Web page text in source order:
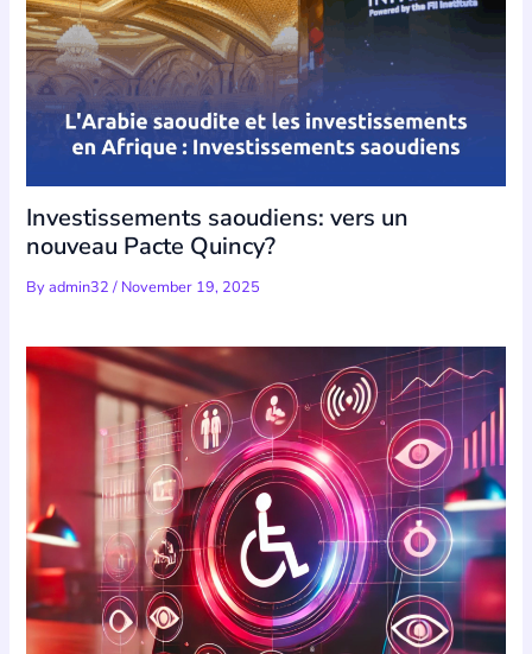
Investissements saoudiens: vers un
nouveau Pacte Quincy?
Byadmin32/ November 19, 2025